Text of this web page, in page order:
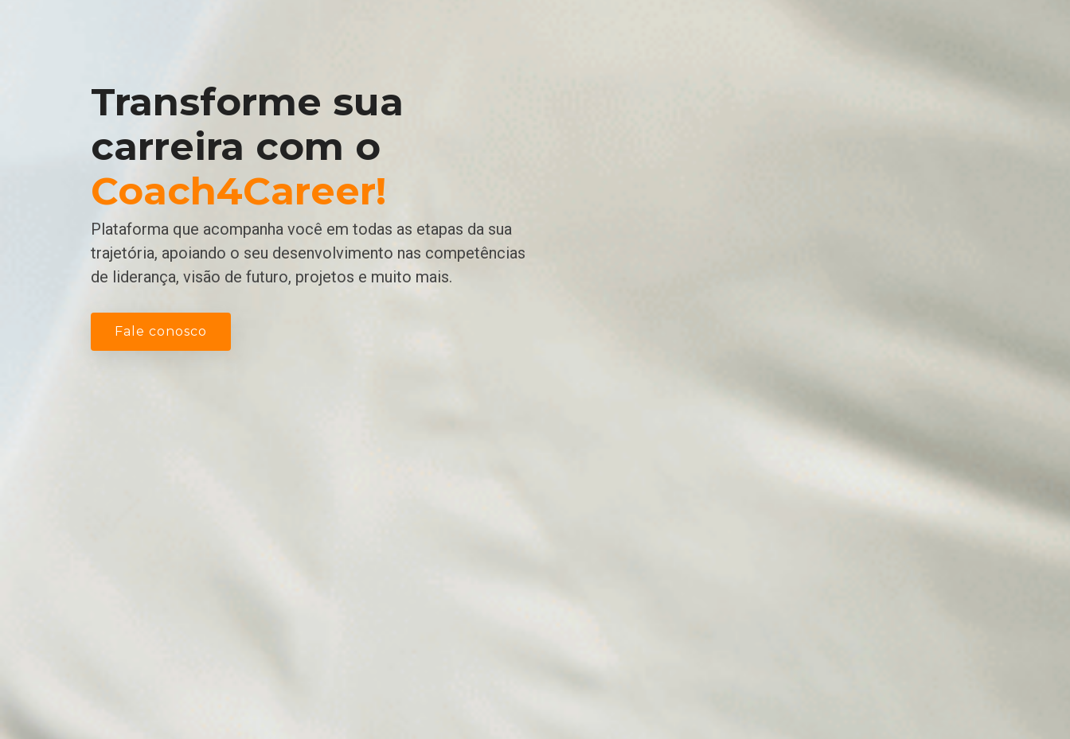
Transforme sua
carreira com o
Coach4Career!
Plataforma que acompanha você em todas as etapas da sua
trajetória, apoiando o seu desenvolvimento nas competências
de liderança, visão de futuro, projetos e muito mais.
Fale conosco